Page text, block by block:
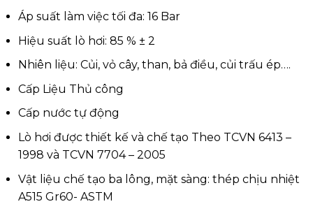
Áp suất làm việc tối đa: 16 Bar
Hiệu suất lò hơi: 85 % ± 2
Nhiên liệu: Củi, vỏ cây, than, bả điều, củi trấu ép….
Cấp Liệu Thủ công
Cấp nước tự động
Lò hơi được thiết kế và chế tạo Theo TCVN 6413 –
1998 và TCVN 7704 – 2005
Vật liệu chế tạo ba lông, mặt sàng: thép chịu nhiệt
A515 Gr60- ASTM